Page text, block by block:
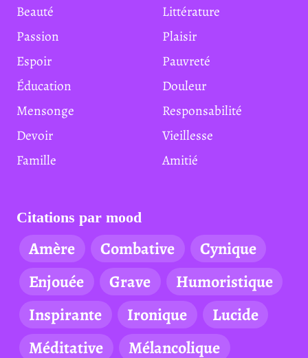
Beauté
Littérature
Passion
Plaisir
Espoir
Pauvreté
Éducation
Douleur
Mensonge
Responsabilité
Devoir
Vieillesse
Famille
Amitié
Citations par mood
Amère Combative
Cynique
Enjouée
Grave
Humoristique
Inspirante
Ironique
Lucide
Méditative
Mélancolique